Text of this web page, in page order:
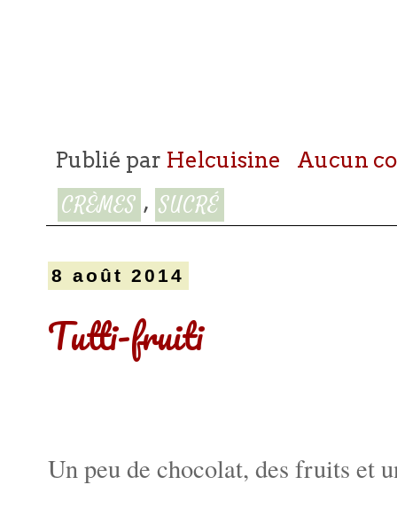
Publié par Helcuisine Aucun
CRÈMES , SUCRÉ
8 août 2014
Tutti-fruiti
Un peu de chocolat, des fruits et